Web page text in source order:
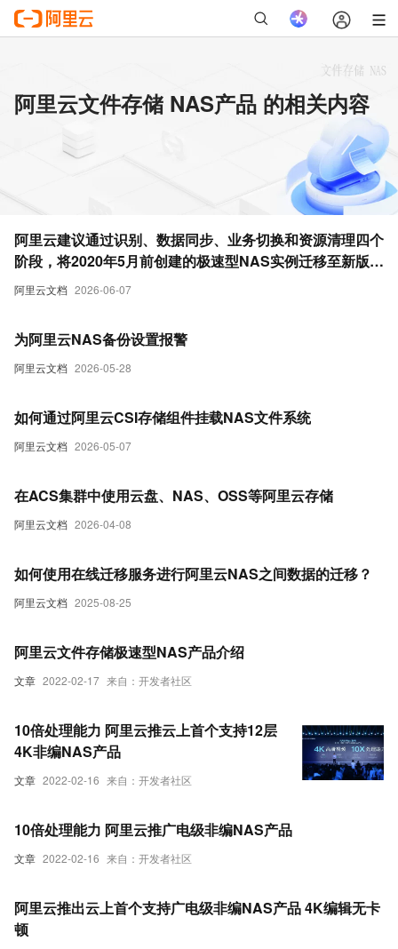
阿里云文件存储 NAS产品 的相关内容
阿里云文档 2026-06-07
阿里云建议通过识别、数据同步、业务切换和资源清理四个
阶段，将2020年5月前创建的极速型NAS实例迁移至新版以
优化性能并确保业务连续性。
阿里云文档 2026-05-28
为阿里云NAS备份设置报警
阿里云文档 2026-05-07
如何通过阿里云CSI存储组件挂载NAS文件系统
阿里云文档 2026-04-08
在ACS集群中使用云盘、NAS、OSS等阿里云存储
阿里云文档 2025-08-25
如何使用在线迁移服务进行阿里云NAS之间数据的迁移？
文章 2022-02-17 来自：开发者社区
阿里云文件存储极速型NAS产品介绍
文章 2022-02-16 来自：开发者社区
10倍处理能力 阿里云推云上首个支持12层
4K非编NAS产品
文章 2022-02-16 来自：开发者社区
10倍处理能力 阿里云推广电级非编NAS产品
阿里云推出云上首个支持广电级非编NAS产品 4K编辑无卡
顿